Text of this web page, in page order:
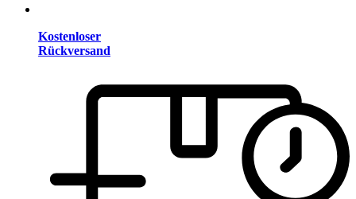
Kostenloser
Rückversand